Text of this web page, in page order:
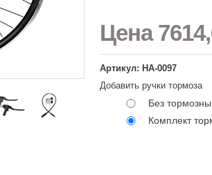
Цена
Артикул: НА-0097
Добавить ручки тормоза
Без
Комплект